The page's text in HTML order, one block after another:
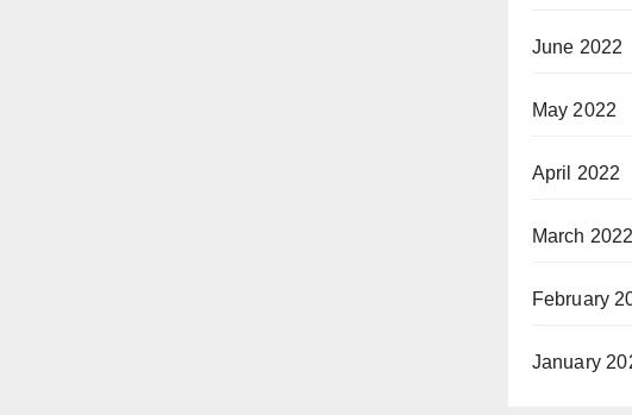
June 2022
May 2022
April 2022
March 2022
February
January